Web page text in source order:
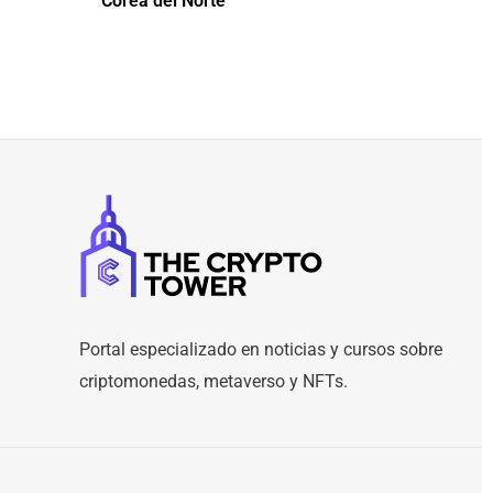
Portal especializado en noticias y cursos sobre
criptomonedas, metaverso y NFTs.